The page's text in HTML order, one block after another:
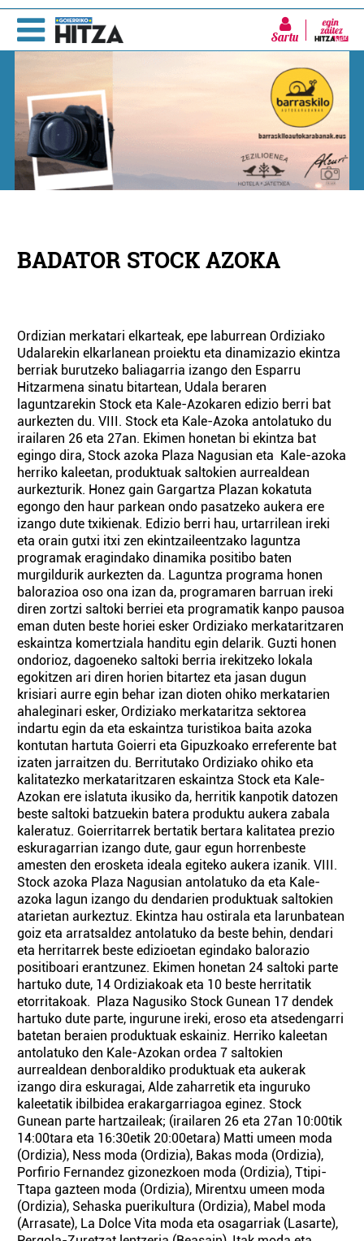
Sartu
BADATOR STOCK AZOKA
Ordizian merkatari elkarteak, epe laburrean Ordiziako
Udalarekin elkarlanean proiektu eta dinamizazio ekintza
berriak burutzeko baliagarria izango den Esparru
Hitzarmena sinatu bitartean, Udala beraren
laguntzarekin Stock eta Kale-Azokaren edizio berri bat
aurkezten du. VIII. Stock eta Kale-Azoka antolatuko du
irailaren 26 eta 27an. Ekimen honetan bi ekintza bat
egingo dira, Stock azoka Plaza Nagusian eta Kale-azoka
herriko kaleetan, produktuak saltokien aurrealdean
aurkezturik. Honez gain Gargartza Plazan kokatuta
egongo den haur parkean ondo pasatzeko aukera ere
izango dute txikienak. Edizio berri hau, urtarrilean ireki
eta orain gutxi itxi zen ekintzaileentzako laguntza
programak eragindako dinamika positibo baten
murgildurik aurkezten da. Laguntza programa honen
balorazioa oso ona izan da, programaren barruan ireki
diren zortzi saltoki berriei eta programatik kanpo pausoa
eman duten beste horiei esker Ordiziako merkataritzaren
eskaintza komertziala handitu egin delarik. Guzti honen
ondorioz, dagoeneko saltoki berria irekitzeko lokala
egokitzen ari diren horien bitartez eta jasan dugun
krisiari aurre egin behar izan dioten ohiko merkatarien
ahaleginari esker, Ordiziako merkataritza sektorea
indartu egin da eta eskaintza turistikoa baita azoka
kontutan hartuta Goierri eta Gipuzkoako erreferente bat
izaten jarraitzen du. Berritutako Ordiziako ohiko eta
kalitatezko merkataritzaren eskaintza Stock eta Kale-
Azokan ere islatuta ikusiko da, herritik kanpotik datozen
beste saltoki batzuekin batera produktu aukera zabala
kaleratuz. Goierritarrek bertatik bertara kalitatea prezio
eskuragarrian izango dute, gaur egun horrenbeste
amesten den erosketa ideala egiteko aukera izanik. VIII.
Stock azoka Plaza Nagusian antolatuko da eta Kale-
azoka lagun izango du dendarien produktuak saltokien
atarietan aurkeztuz. Ekintza hau ostirala eta larunbatean
goiz eta arratsaldez antolatuko da beste behin, dendari
eta herritarrek beste edizioetan egindako balorazio
positiboari erantzunez. Ekimen honetan 24 saltoki parte
hartuko dute, 14 Ordiziakoak eta 10 beste herritatik
etorritakoak. Plaza Nagusiko Stock Gunean 17 dendek
hartuko dute parte, ingurune ireki, eroso eta atsedengarri
batetan beraien produktuak eskainiz. Herriko kaleetan
antolatuko den Kale-Azokan ordea 7 saltokien
aurrealdean denboraldiko produktuak eta aukerak
izango dira eskuragai, Alde zaharretik eta inguruko
kaleetatik ibilbidea erakargarriagoa eginez. Stock
Gunean parte hartzaileak; (irailaren 26 eta 27an 10:00tik
14:00tara eta 16:30etik 20:00etara) Matti umeen moda
(Ordizia), Ness moda (Ordizia), Bakas moda (Ordizia),
Porfirio Fernandez gizonezkoen moda (Ordizia), Ttipi-
Ttapa gazteen moda (Ordizia), Mirentxu umeen moda
(Ordizia), Sehaska puerikultura (Ordizia), Mabel moda
(Arrasate), La Dolce Vita moda eta osagarriak (Lasarte),